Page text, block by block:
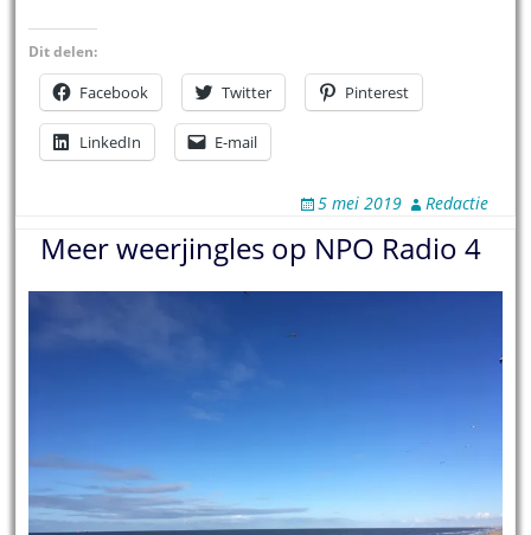
Dit delen:
Facebook Twitter Pinterest
LinkedIn E-mail
5 mei 2019 Redactie
Meer weerjingles op NPO Radio 4